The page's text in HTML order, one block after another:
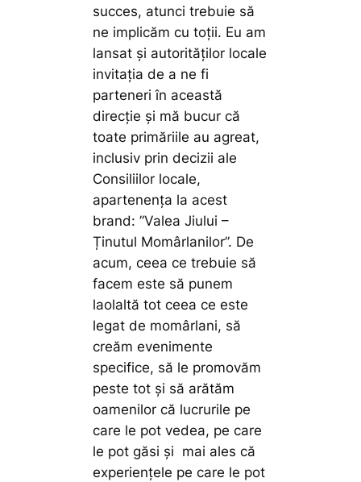
succes, atunci trebuie să
ne implicăm cu toții. Eu am
lansat și autorităților locale
invitația de a ne fi
parteneri în această
direcție și mă bucur că
toate primăriile au agreat,
inclusiv prin decizii ale
Consiliilor locale,
apartenența la acest
brand: ”Valea Jiului –
Ținutul Momârlanilor”. De
acum, ceea ce trebuie să
facem este să punem
laolaltă tot ceea ce este
legat de momârlani, să
creăm evenimente
specifice, să le promovăm
peste tot și să arătăm
oamenilor că lucrurile pe
care le pot vedea, pe care
le pot găsi și mai ales că
experiențele pe care le pot